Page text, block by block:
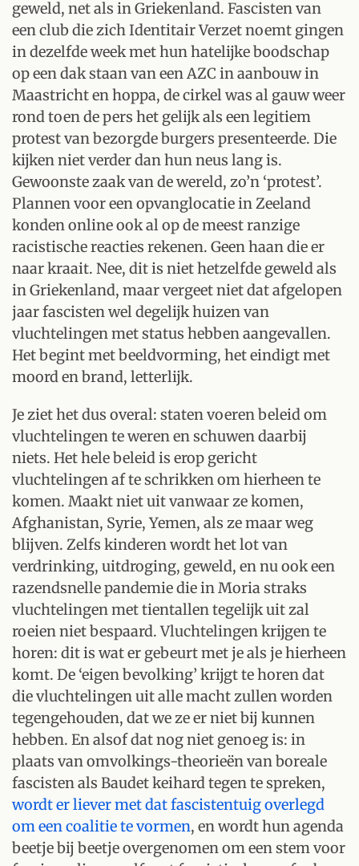
geweld, net als in Griekenland. Fascisten van
een club die zich Identitair Verzet noemt gingen
in dezelfde week met hun hatelijke boodschap
op een dak staan van een AZC in aanbouw in
Maastricht en hoppa, de cirkel was al gauw weer
rond toen de pers het gelijk als een legitiem
protest van bezorgde burgers presenteerde. Die
kijken niet verder dan hun neus lang is.
Gewoonste zaak van de wereld, zo’n ‘protest’.
Plannen voor een opvanglocatie in Zeeland
konden online ook al op de meest ranzige
racistische reacties rekenen. Geen haan die er
naar kraait. Nee, dit is niet hetzelfde geweld als
in Griekenland, maar vergeet niet dat afgelopen
jaar fascisten wel degelijk huizen van
vluchtelingen met status hebben aangevallen.
Het begint met beeldvorming, het eindigt met
moord en brand, letterlijk.
Je ziet het dus overal: staten voeren beleid om
vluchtelingen te weren en schuwen daarbij
niets. Het hele beleid is erop gericht
vluchtelingen af te schrikken om hierheen te
komen. Maakt niet uit vanwaar ze komen,
Afghanistan, Syrie, Yemen, als ze maar weg
blijven. Zelfs kinderen wordt het lot van
verdrinking, uitdroging, geweld, en nu ook een
razendsnelle pandemie die in Moria straks
vluchtelingen met tientallen tegelijk uit zal
roeien niet bespaard. Vluchtelingen krijgen te
horen: dit is wat er gebeurt met je als je hierheen
komt. De ‘eigen bevolking’ krijgt te horen dat
die vluchtelingen uit alle macht zullen worden
tegengehouden, dat we ze er niet bij kunnen
hebben. En alsof dat nog niet genoeg is: in
plaats van omvolkings-theorieën van boreale
fascisten als Baudet keihard tegen te spreken,
wordt er liever met dat fascistentuig overlegd
om een coalitie te vormen, en wordt hun agenda
beetje bij beetje overgenomen om een stem voor